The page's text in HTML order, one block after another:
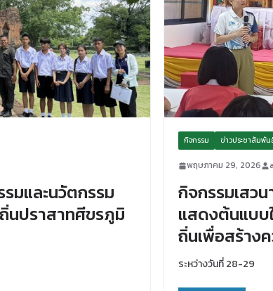
มและนวัตกรรม
ปราสาทศีขรภูมิ
กิจกรรม ข่าวประชาสัมพัน
พฤษภาคม 29, 2026
กิจกรรมเสว
แสดงต้นแบบ
ถิ่นเพื่อสร้าง
ระหว่างวันที่ 28-29